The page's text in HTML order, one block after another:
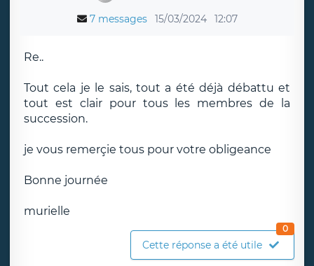
7 messages 15/03/2024 12:07
Re..
Tout cela je le sais, tout a été déjà débattu et
tout est clair pour tous les membres de la
succession.
je vous remerçie tous pour votre obligeance
Bonne journée
murielle
Cette réponse a été utile
0